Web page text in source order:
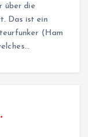
über die
Das ist ein
(Ham